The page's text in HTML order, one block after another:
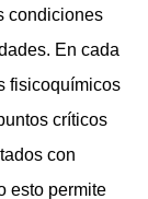
condiciones
En cada
fisicoquímicos
críticos
con
esto permite